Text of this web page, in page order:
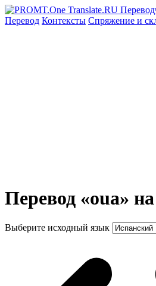
Перевод Контексты Спряжение и
Перевод «oua»
Выберите исходный язык